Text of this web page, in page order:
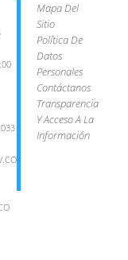
Mapa Del
Sitio
Política De
Datos
Personales
Contáctanos
Transparencia
Y Acceso A La
Información